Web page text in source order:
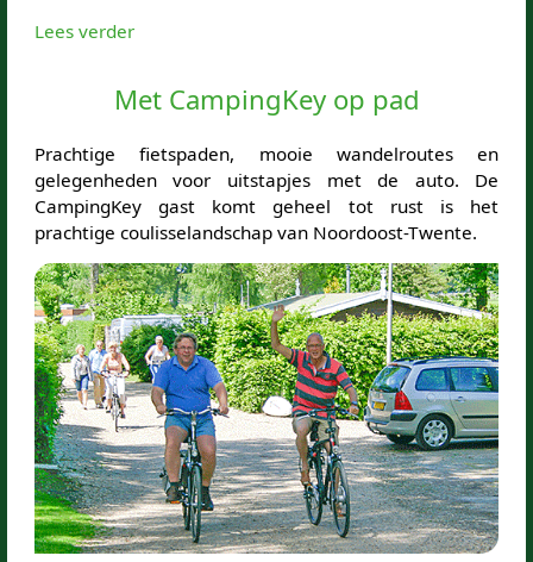
Lees verder
Met CampingKey op pad
Prachtige fietspaden, mooie wandelroutes en
gelegenheden voor uitstapjes met de auto. De
CampingKey gast komt geheel tot rust is het
prachtige coulisselandschap van Noordoost-Twente.